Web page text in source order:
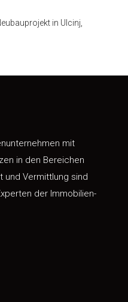
in Ulcinj,
mit
in den Bereichen
und Vermittlung sind
der Immobilien-